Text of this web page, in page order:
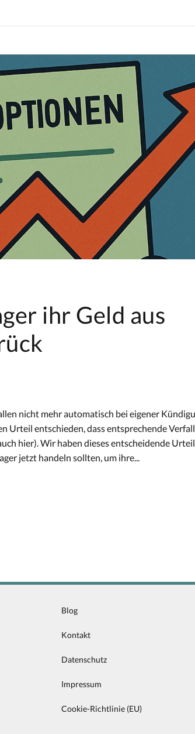
ihr Geld aus
nicht mehr automatisch bei eigener
Urteil entschieden, dass entsprechende
hier). Wir haben dieses entscheidende
jetzt handeln sollten, um ihre...
Blog
Kontakt
Datenschutz
Impressum
Cookie-Richtlinie (EU)